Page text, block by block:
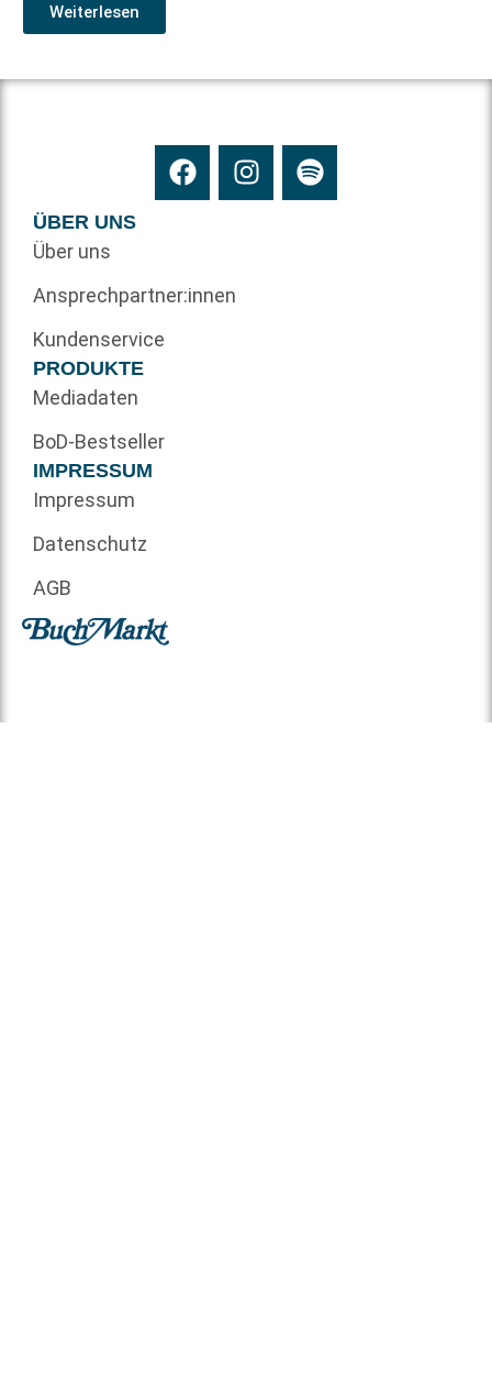
Weiterlesen
ÜBER UNS
Über uns
Ansprechpartner:innen
Kundenservice
PRODUKTE
Mediadaten
BoD-Bestseller
IMPRESSUM
Impressum
Datenschutz
AGB